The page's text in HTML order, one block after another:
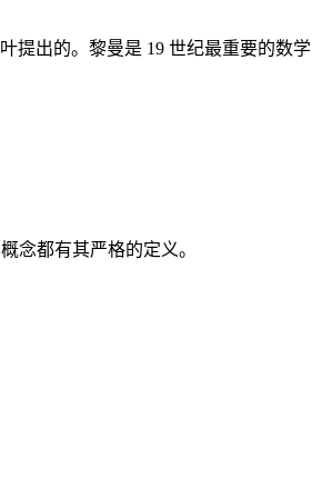
提出的。黎曼是 19 世纪最重要的数
念都有其严格的定义。